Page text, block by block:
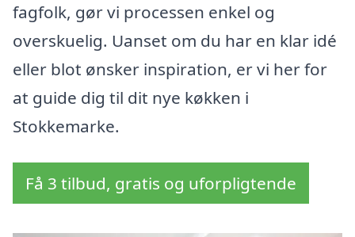
fagfolk, gør vi processen enkel og
overskuelig. Uanset om du har en klar idé
eller blot ønsker inspiration, er vi her for
at guide dig til dit nye køkken i
Stokkemarke.
Få 3 tilbud, gratis og uforpligtende